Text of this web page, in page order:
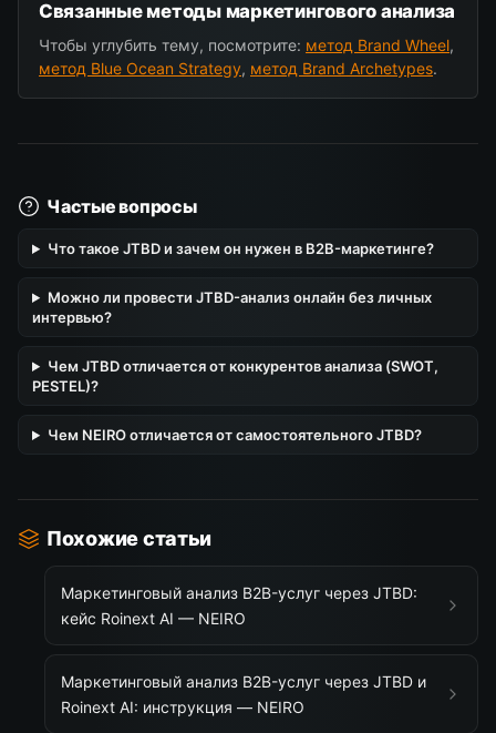
Связанные методы маркетингового анализа
Чтобы углубить тему, посмотрите: метод Brand Wheel,
метод Blue Ocean Strategy, метод Brand Archetypes.
Частые вопросы
Что такое JTBD и зачем он нужен в B2B-маркетинге?
Можно ли провести JTBD-анализ онлайн без личных
интервью?
Чем JTBD отличается от конкурентов анализа (SWOT,
PESTEL)?
Чем NEIRO отличается от самостоятельного JTBD?
Похожие статьи
Маркетинговый анализ B2B-услуг через JTBD:
кейс Roinext AI — NEIRO
Маркетинговый анализ B2B-услуг через JTBD и
Roinext AI: инструкция — NEIRO